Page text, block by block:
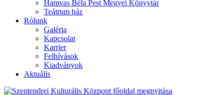
Hamvas Béla Pest Megyei Könyvtár
Teátrum ház
Rólunk
Galéria
Kapcsolat
Karrier
Felhívások
Kiadványok
Aktuális